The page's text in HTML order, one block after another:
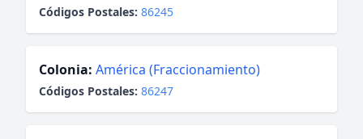
Códigos Postales: 86245
Colonia: América (Fraccionamiento)
Códigos Postales: 86247